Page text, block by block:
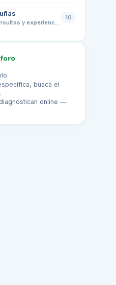
Subforo dedicado a consultas y experiencias sobre el corte correcto y el cuidado diario de las uñas de los pies. Comparte dudas sobre cómo cortar las uñas, evitar que se encarnen, limarlas correctamente, mantenerlas limpias, prevenir molestias con el calzado y saber cuándo conviene acudir a un podólogo ante dolor, deformidad o cambios de color.
10
busca el
online —